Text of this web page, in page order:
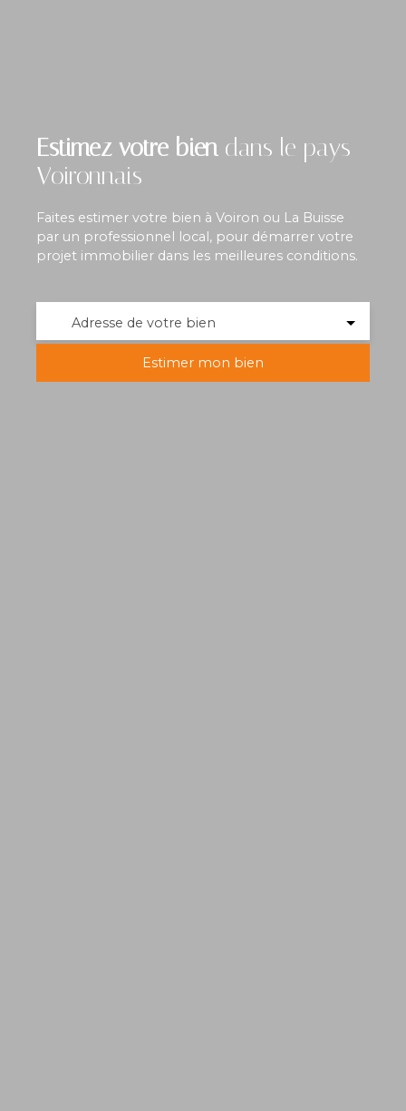
Estimez votre biendans le pays
Voironnais
Faites estimer votre bien à Voiron ou La Buisse
par un professionnel local, pour démarrer votre
projet immobilier dans les meilleures conditions.
Adresse de votre bien
Estimer mon bien